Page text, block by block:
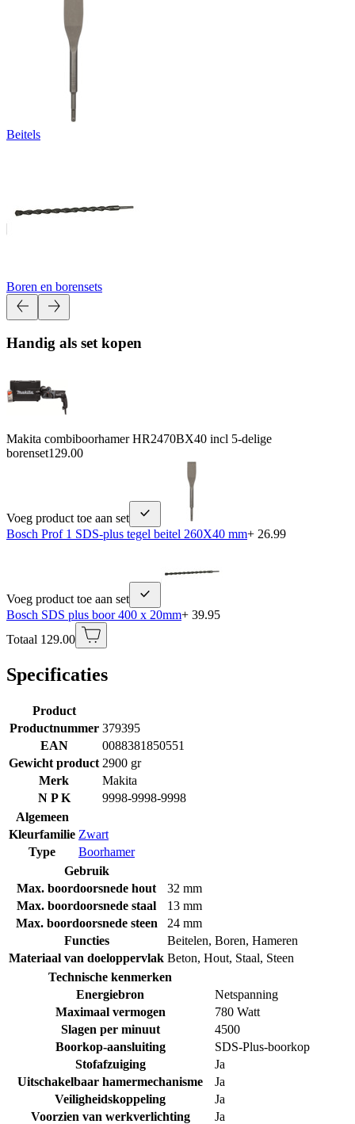
Beitels
Boren en borensets
Handig als set kopen
Makita combiboorhamer HR2470BX40 incl 5-delige
borenset129.00
Voeg product toe aan set
Bosch Prof 1 SDS-plus tegel beitel 260X40 mm+ 26.99
Voeg product toe aan set
Bosch SDS plus boor 400 x 20mm+ 39.95
Totaal 129.00
Specificaties
Product
Productnummer 379395
EAN
0088381850551
Gewicht product 2900 gr
Merk
Makita
N P K
9998-9998-9998
Algemeen
Kleurfamilie Zwart
Type
Boorhamer
Gebruik
Max. boordoorsnede hout
32 mm
Max. boordoorsnede staal
13 mm
Max. boordoorsnede steen
24 mm
Functies
Beitelen, Boren, Hameren
Materiaal van doeloppervlak Beton, Hout, Staal, Steen
Technische kenmerken
Energiebron
Netspanning
Maximaal vermogen
780 Watt
Slagen per minuut
4500
Boorkop-aansluiting
SDS-Plus-boorkop
Stofafzuiging
Ja
Uitschakelbaar hamermechanisme
Ja
Veiligheidskoppeling
Ja
Voorzien van werkverlichting
Ja